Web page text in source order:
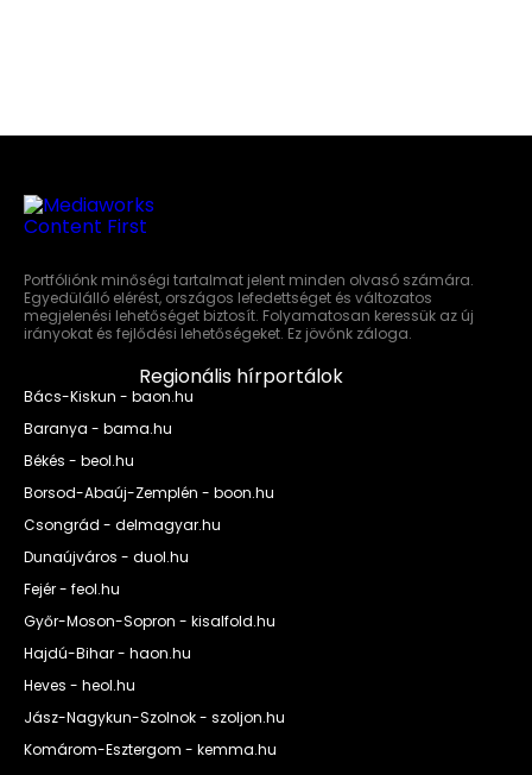
Portfóliónk minőségi tartalmat jelent minden olvasó számára.
Egyedülálló elérést, országos lefedettséget és változatos
megjelenési lehetőséget biztosít. Folyamatosan keressük az új
irányokat és fejlődési lehetőségeket. Ez jövőnk záloga.
Regionális hírportálok
Bács-Kiskun - baon.hu
Baranya - bama.hu
Békés - beol.hu
Borsod-Abaúj-Zemplén - boon.hu
Csongrád - delmagyar.hu
Dunaújváros - duol.hu
Fejér - feol.hu
Győr-Moson-Sopron - kisalfold.hu
Hajdú-Bihar - haon.hu
Heves - heol.hu
Jász-Nagykun-Szolnok - szoljon.hu
Komárom-Esztergom - kemma.hu